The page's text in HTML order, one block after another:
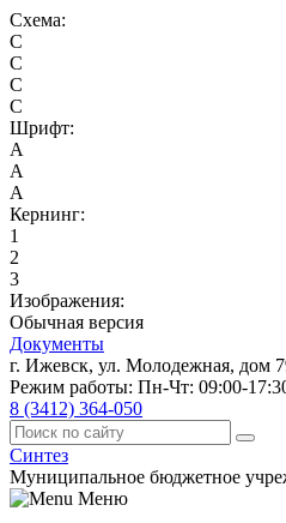
Схема:
C
C
C
C
Шрифт:
A
A
A
Кернинг:
1
2
3
Изображения:
Обычная версия
Документы
г. Ижевск, ул. Молодежная, дом
Режим работы: Пн-Чт: 09:00-
8 (3412) 364-050
Синтез
Муниципальное бюджетное
Меню